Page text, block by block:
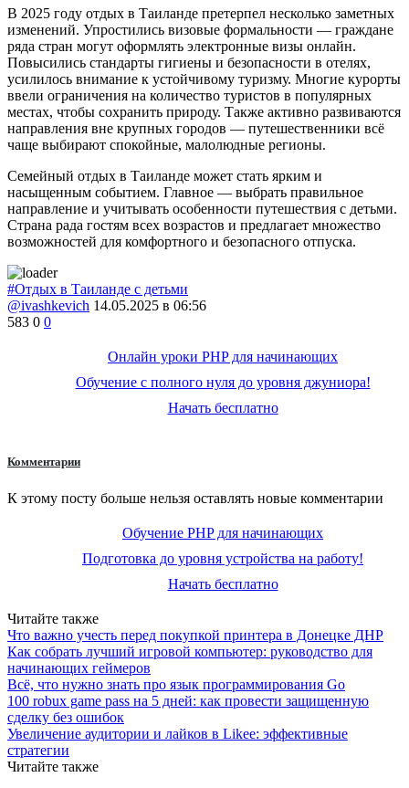
В 2025 году отдых в Таиланде претерпел несколько заметных
изменений. Упростились визовые формальности — граждане
ряда стран могут оформлять электронные визы онлайн.
Повысились стандарты гигиены и безопасности в отелях,
усилилось внимание к устойчивому туризму. Многие курорты
ввели ограничения на количество туристов в популярных
местах, чтобы сохранить природу. Также активно развиваются
направления вне крупных городов — путешественники всё
чаще выбирают спокойные, малолюдные регионы.
Семейный отдых в Таиланде может стать ярким и
насыщенным событием. Главное — выбрать правильное
направление и учитывать особенности путешествия с детьми.
Страна рада гостям всех возрастов и предлагает множество
возможностей для комфортного и безопасного отпуска.
#Отдых в Таиланде с детьми
@ivashkevich 14.05.2025 в 06:56
583 0 0
Онлайн уроки PHP для начинающих
Обучение с полного нуля до уровня джуниора!
Начать бесплатно
Комментарии
К этому посту больше нельзя оставлять новые комментарии
Обучение PHP для начинающих
Подготовка до уровня устройства на работу!
Начать бесплатно
Читайте также
Что важно учесть перед покупкой принтера в Донецке ДНР
Как собрать лучший игровой компьютер: руководство для
начинающих геймеров
Всё, что нужно знать про язык программирования Go
100 robux game pass на 5 дней: как провести защищенную
сделку без ошибок
Увеличение аудитории и лайков в Likee: эффективные
стратегии
Читайте также